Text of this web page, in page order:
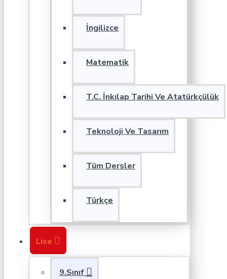
İngilizce
Matematik
T.C. İnkılap Tarihi Ve Atatürkçülük
Teknoloji Ve Tasarım
Tüm Dersler
Türkçe
Lise
9.Sınıf